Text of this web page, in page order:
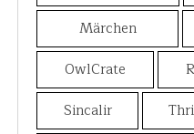
Märchen
OwlCrate
Sincalir